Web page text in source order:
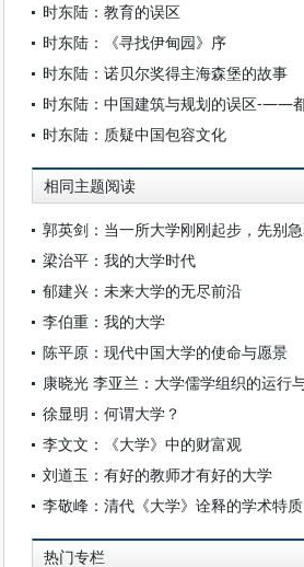
时东陆：教育的误区
时东陆：《寻找伊甸园》序
时东陆：诺贝尔奖得主海森堡的故事
时东陆：质疑中国包容文化
相同主题阅读
梁治平：我的大学时代
郁建兴：未来大学的无尽前沿
李伯重：我的大学
陈平原：现代中国大学的使命与愿景
徐显明：何谓大学？
李文文：《大学》中的财富观
刘道玉：有好的教师才有好的大学
李敬峰：清代《大学》诠释的学术特质
热门专栏